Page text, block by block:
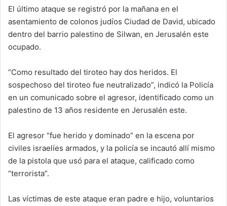
El último ataque se registró por la mañana en el
asentamiento de colonos judíos Ciudad de David, ubicado
dentro del barrio palestino de Silwan, en Jerusalén este
ocupado.
“Como resultado del tiroteo hay dos heridos. El
sospechoso del tiroteo fue neutralizado”, indicó la Policía
en un comunicado sobre el agresor, identificado como un
palestino de 13 años residente en Jerusalén este.
El agresor “fue herido y dominado” en la escena por
civiles israelíes armados, y la policía se incautó allí mismo
de la pistola que usó para el ataque, calificado como
“terrorista”.
Las víctimas de este ataque eran padre e hijo, voluntarios